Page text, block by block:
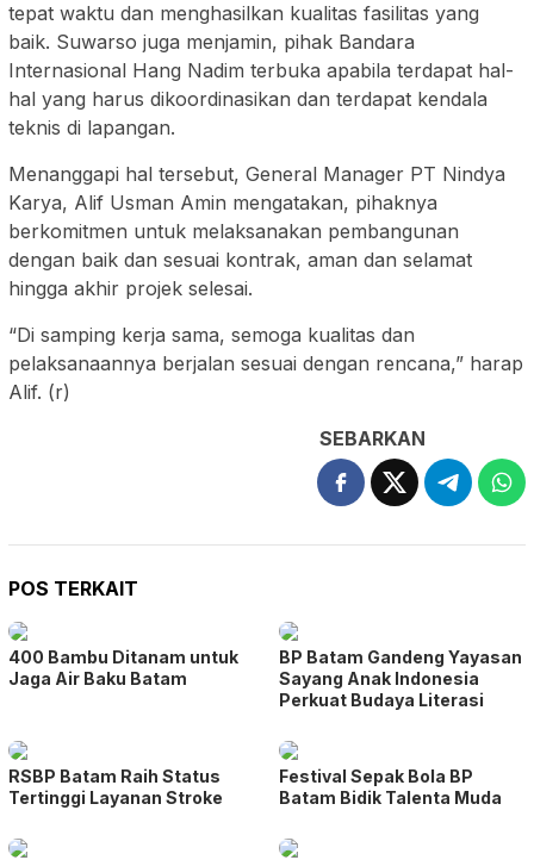
tepat waktu dan menghasilkan kualitas fasilitas yang
baik. Suwarso juga menjamin, pihak Bandara
Internasional Hang Nadim terbuka apabila terdapat hal-
hal yang harus dikoordinasikan dan terdapat kendala
teknis di lapangan.
Menanggapi hal tersebut, General Manager PT Nindya
Karya, Alif Usman Amin mengatakan, pihaknya
berkomitmen untuk melaksanakan pembangunan
dengan baik dan sesuai kontrak, aman dan selamat
hingga akhir projek selesai.
“Di samping kerja sama, semoga kualitas dan
pelaksanaannya berjalan sesuai dengan rencana,” harap
Alif. (r)
SEBARKAN
POS TERKAIT
400 Bambu Ditanam untuk
Jaga Air Baku Batam
BP Batam Gandeng Yayasan
Sayang Anak Indonesia
Perkuat Budaya Literasi
RSBP Batam Raih Status
Tertinggi Layanan Stroke
Festival Sepak Bola BP
Batam Bidik Talenta Muda